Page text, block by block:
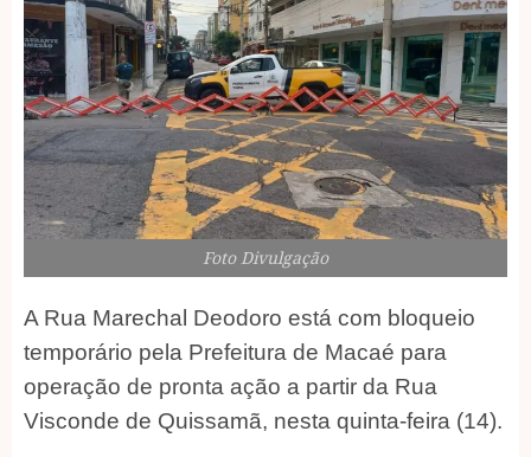
Foto Divulgação
A Rua Marechal Deodoro está com bloqueio
temporário pela Prefeitura de Macaé para
operação de pronta ação a partir da Rua
Visconde de Quissamã, nesta quinta-feira (14).